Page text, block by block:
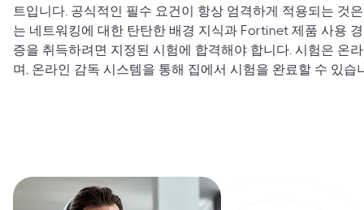
트입니다. 공식적인 필수 요건이 항상 엄격하게 적용되는 것
는 네트워킹에 대한 탄탄한 배경 지식과 Fortinet 제품 사용
증을 취득하려면 지정된 시험에 합격해야 합니다. 시험은 온
며, 온라인 감독 시스템을 통해 집에서 시험을 완료할 수 있습